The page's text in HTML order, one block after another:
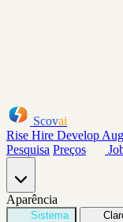
Scovai
Rise Hire Develop
Pesquisa Preços
Aparência
Sistema